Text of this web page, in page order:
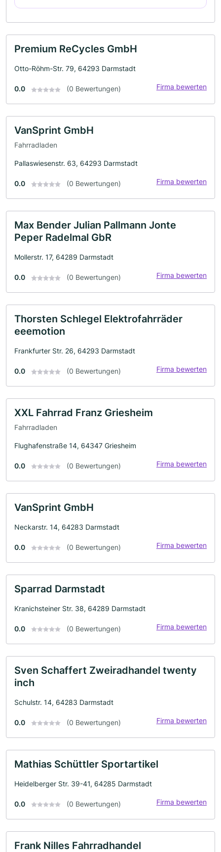
Premium ReCycles GmbH
Otto-Röhm-Str. 79, 64293 Darmstadt
0.0 (0 Bewertungen) Firma bewerten
VanSprint GmbH
Fahrradladen
Pallaswiesenstr. 63, 64293 Darmstadt
0.0 (0 Bewertungen) Firma bewerten
Max Bender Julian Pallmann Jonte
Peper Radelmal GbR
Mollerstr. 17, 64289 Darmstadt
0.0 (0 Bewertungen) Firma bewerten
Thorsten Schlegel Elektrofahrräder
eeemotion
Frankfurter Str. 26, 64293 Darmstadt
0.0 (0 Bewertungen) Firma bewerten
XXL Fahrrad Franz Griesheim
Fahrradladen
Flughafenstraße 14, 64347 Griesheim
0.0 (0 Bewertungen) Firma bewerten
VanSprint GmbH
Neckarstr. 14, 64283 Darmstadt
0.0 (0 Bewertungen) Firma bewerten
Sparrad Darmstadt
Kranichsteiner Str. 38, 64289 Darmstadt
0.0 (0 Bewertungen) Firma bewerten
Sven Schaffert Zweiradhandel twenty
inch
Schulstr. 14, 64283 Darmstadt
0.0 (0 Bewertungen) Firma bewerten
Mathias Schüttler Sportartikel
Heidelberger Str. 39-41, 64285 Darmstadt
0.0 (0 Bewertungen) Firma bewerten
Frank Nilles Fahrradhandel